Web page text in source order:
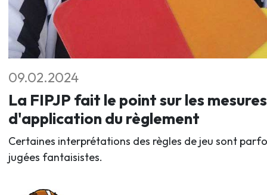
09.02.2024
La FIPJP fait le point sur les mesures
d'application du règlement
Certaines interprétations des règles de jeu sont
jugées fantaisistes.